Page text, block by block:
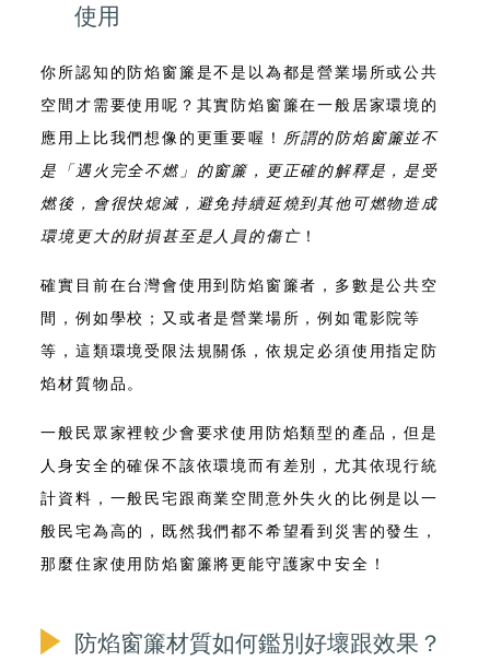
使用
你所認知的防焰窗簾是不是以為都是營業場所或公共
空間才需要使用呢？其實防焰窗簾在一般居家環境的
應用上比我們想像的更重要喔 ！ 所謂的防焰窗簾並不
是「遇火完全不燃」的窗簾，更正確的解釋是，是受
燃後，會很快熄滅，避免持續延燒到其他可燃物造成
環境更大的財損甚至是人員的傷亡！
確實目前在台灣會使用到防焰窗簾者，多數是公共空
間 ，例如學校；又或者是營業場所，例如電影院等
等，這類環境受限法規關係，依規定必須使用指定防
焰材質物品。
一般民眾家裡較少會要求使用防焰類型的產品，但是
人身安全的確保不該依環境而有差別，尤其依現行統
計資料，一般民宅跟商業空間意外失火的比例是以一
般民宅為高的，既然我們都不希望看到災害的發生，
那麼住家使用防焰窗簾將更能守護家中安全！
防焰窗簾材質如何鑑別好壞跟效果？